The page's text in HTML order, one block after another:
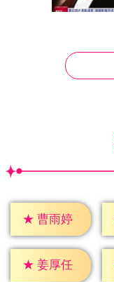
★ 曹雨婷
★ 姜厚任